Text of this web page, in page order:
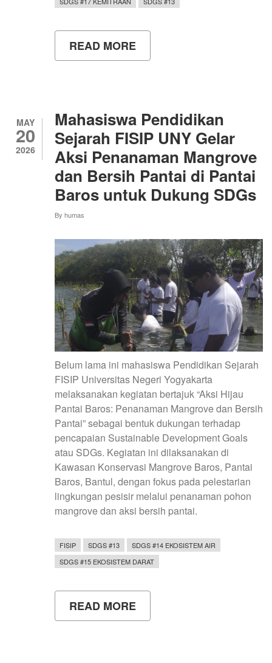
READ MORE
UNY
MELALUI
WORKSHOP
BERSAMA
MAHASISWA
WESTERN
SYDNEY
UNIVERSITY
MAY
20
2026
Mahasiswa Pendidikan
Sejarah FISIP UNY Gelar
Aksi Penanaman Mangrove
dan Bersih Pantai di Pantai
Baros untuk Dukung SDGs
By humas
Belum lama ini mahasiswa Pendidikan Sejarah
FISIP Universitas Negeri Yogyakarta
melaksanakan kegiatan bertajuk “Aksi Hijau
Pantai Baros: Penanaman Mangrove dan Bersih
Pantai” sebagai bentuk dukungan terhadap
pencapaian Sustainable Development Goals
atau SDGs. Kegiatan ini dilaksanakan di
Kawasan Konservasi Mangrove Baros, Pantai
Baros, Bantul, dengan fokus pada pelestarian
lingkungan pesisir melalui penanaman pohon
mangrove dan aksi bersih pantai.
FISIP SDGS #13
SDGS #14 EKOSISTEM AIR
SDGS #15 EKOSISTEM DARAT
READ MORE
MAHASISWA